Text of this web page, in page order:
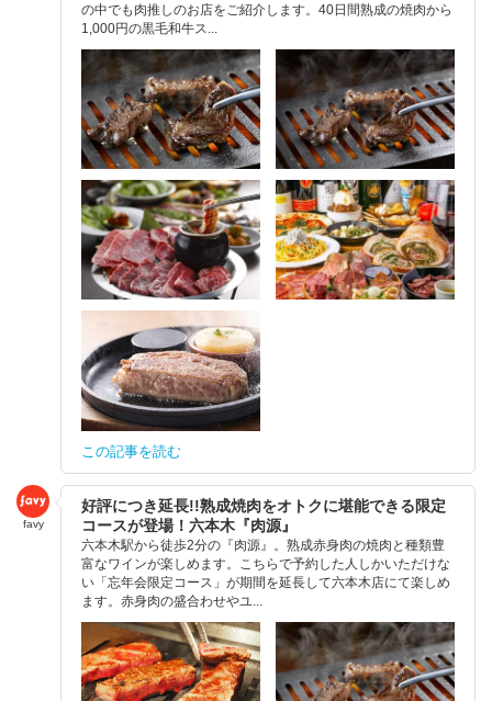
の中でも肉推しのお店をご紹介します。40日間熟成の焼肉から
1,000円の黒毛和牛ス...
この記事を読む
favy
好評につき延長!!熟成焼肉をオトクに堪能できる限定
コースが登場！六本木『肉源』
六本木駅から徒歩2分の『肉源』。熟成赤身肉の焼肉と種類豊
富なワインが楽しめます。こちらで予約した人しかいただけな
い「忘年会限定コース」が期間を延長して六本木店にて楽しめ
ます。赤身肉の盛合わせやユ...